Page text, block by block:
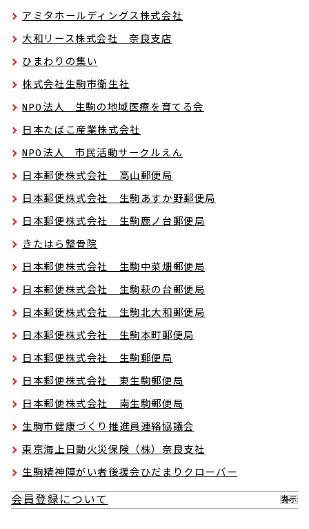
アミタホールディングス株式会社
大和リース株式会社 奈良支店
ひまわりの集い
株式会社生駒市衛生社
NPO法人 生駒の地域医療を育てる会
日本たばこ産業株式会社
NPO法人 市民活動サークルえん
日本郵便株式会社 高山郵便局
日本郵便株式会社 生駒あすか野郵便局
日本郵便株式会社 生駒鹿ノ台郵便局
きたはら整骨院
日本郵便株式会社 生駒中菜畑郵便局
日本郵便株式会社 生駒萩の台郵便局
日本郵便株式会社 生駒北大和郵便局
日本郵便株式会社 生駒本町郵便局
日本郵便株式会社 生駒郵便局
日本郵便株式会社 東生駒郵便局
日本郵便株式会社 南生駒郵便局
生駒市健康づくり推進員連絡協議会
東京海上日動火災保険（株）奈良支社
生駒精神障がい者後援会ひだまりクローバー
会員登録について 表示